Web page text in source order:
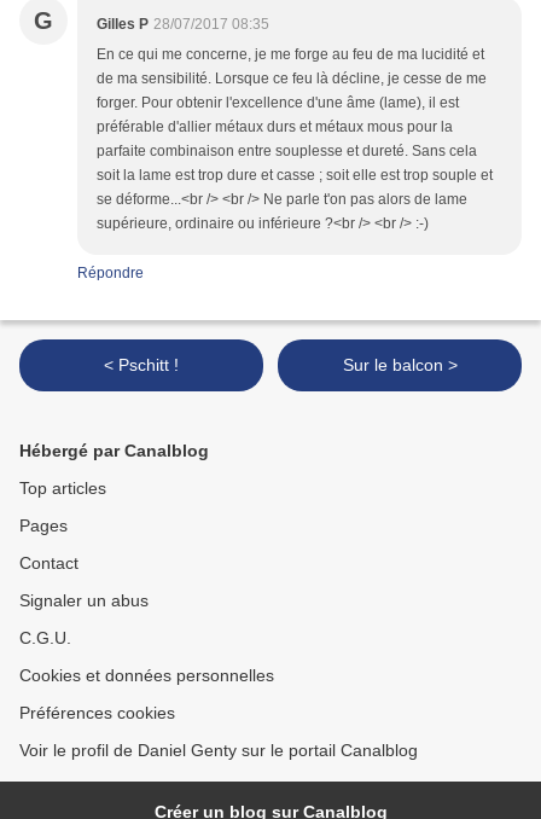
G Gilles P 28/07/2017 08:35
En ce qui me concerne, je me forge au feu de ma lucidité et
de ma sensibilité. Lorsque ce feu là décline, je cesse de me
forger. Pour obtenir l'excellence d'une âme (lame), il est
préférable d'allier métaux durs et métaux mous pour la
parfaite combinaison entre souplesse et dureté. Sans cela
soit la lame est trop dure et casse ; soit elle est trop souple et
se déforme...<br /> <br /> Ne parle t'on pas alors de lame
supérieure, ordinaire ou inférieure ?<br /> <br /> :-)
Répondre
< Pschitt ! Sur le balcon >
Hébergé par Canalblog
Top articles
Pages
Contact
Signaler un abus
C.G.U.
Cookies et données personnelles
Préférences cookies
Voir le profil de Daniel Genty sur le portail Canalblog
Créer un blog sur Canalblog